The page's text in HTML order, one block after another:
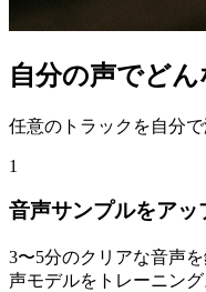
自分の声でど
任意のトラックを自分
1
音声サンプルをアッ
3〜5分のクリアな音声
声モデルをトレーニング